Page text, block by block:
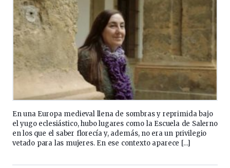
En una Europa medieval llena de sombras y reprimida bajo
el yugo eclesiástico, hubo lugares como la Escuela de Salerno
en los que el saber florecía y, además, no era un privilegio
vetado para las mujeres. En ese contexto aparece […]